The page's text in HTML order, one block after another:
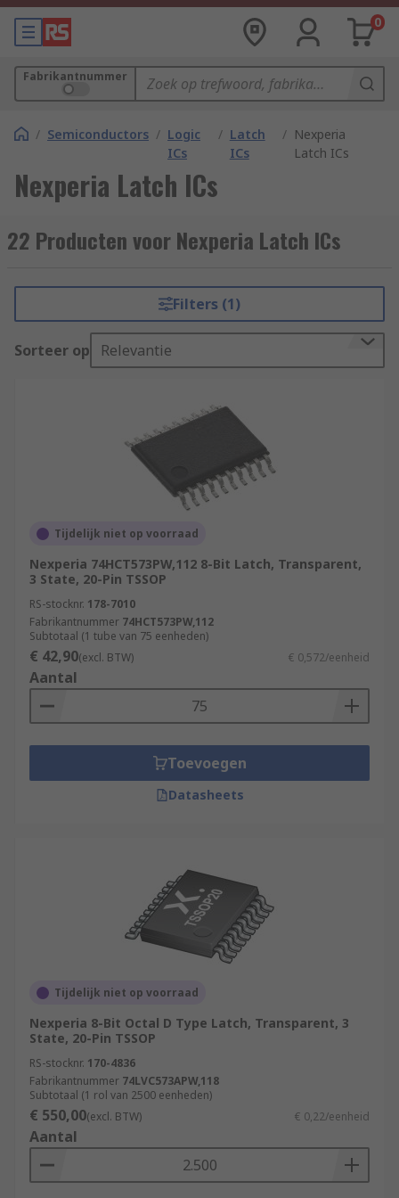
0
Fabrikantnummer
/ Semiconductors / Logic
ICs
/ Latch
ICs
/ Nexperia
Latch ICs
Nexperia Latch ICs
22 Producten voor Nexperia Latch ICs
Filters (1)
Sorteer op Relevantie
Tijdelijk niet op voorraad
Nexperia 74HCT573PW,112 8-Bit Latch, Transparent,
3 State, 20-Pin TSSOP
RS-stocknr. 178-7010
Fabrikantnummer 74HCT573PW,112
Subtotaal (1 tube van 75 eenheden)
€ 42,90(excl. BTW) € 0,572/eenheid
Aantal
Toevoegen
Datasheets
Tijdelijk niet op voorraad
Nexperia 8-Bit Octal D Type Latch, Transparent, 3
State, 20-Pin TSSOP
RS-stocknr. 170-4836
Fabrikantnummer 74LVC573APW,118
Subtotaal (1 rol van 2500 eenheden)
€ 550,00(excl. BTW) € 0,22/eenheid
Aantal